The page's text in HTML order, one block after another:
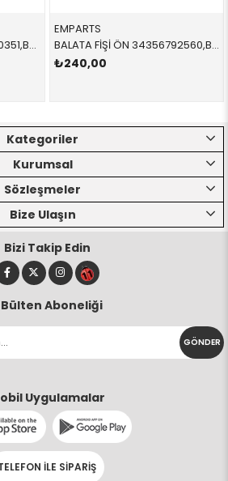
BALATA FİŞİ ÖN 34356870351,BWS1811 34356870351 34356870351 G01
EMPARTS
BALATA FİŞİ ÖN 34356792560,BWS0287 34356792560 34356792560 E81,E87,E90,E91,E92,E93 2005-2012
₺240,00
Kategoriler
Kurumsal
Sözleşmeler
Bize Ulaşın
Bizi Takip Edin
Bülten Aboneliği
GÖNDER
Uygulamalar
İLE SİPARİŞ